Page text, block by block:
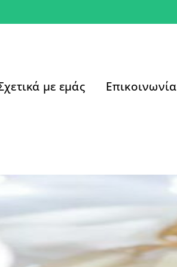
με εμάς Επικοινωνία